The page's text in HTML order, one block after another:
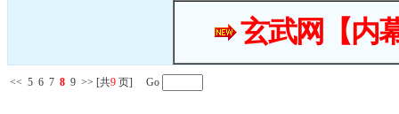
玄武网【内
<< 5 6 7 8 9 >> [共9 页] Go